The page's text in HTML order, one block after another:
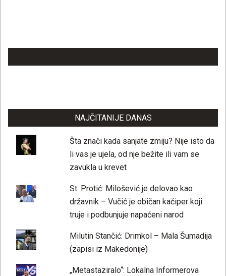
NAJČITANIJE DANAS
Šta znači kada sanjate zmiju? Nije isto da
li vas je ujela, od nje bežite ili vam se
zavukla u krevet
St. Protić: Milošević je delovao kao
državnik – Vučić je običan kaćiper koji
truje i podbunjuje napaćeni narod
Milutin Stančić: Drimkol – Mala Šumadija
(zapisi iz Makedonije)
„Metastaziralo“: Lokalna Informerova